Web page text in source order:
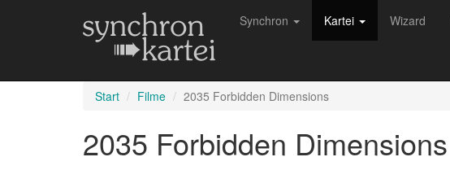
Synchron Kartei Wizard
Start Filme 2035 Forbidden Dimensions
2035 Forbidden Dimensions